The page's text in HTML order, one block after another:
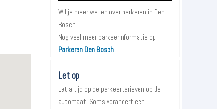
Wil je meer weten over parkeren in Den
Bosch
Nog veel meer parkeerinformatie op
Parkeren Den Bosch
Let op
Let altijd op de parkeertarieven op de
automaat. Soms verandert een